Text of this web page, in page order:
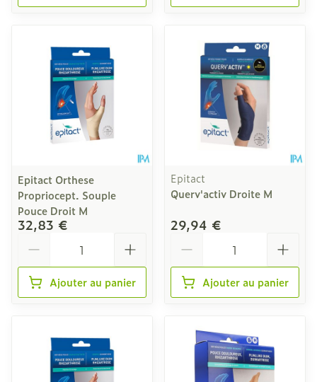
Epitact Orthese
Propriocept. Souple
Pouce Droit M
32,83 €
Ajouter au panier
Epitact
Querv'activ Droite M
29,94 €
Ajouter au panier